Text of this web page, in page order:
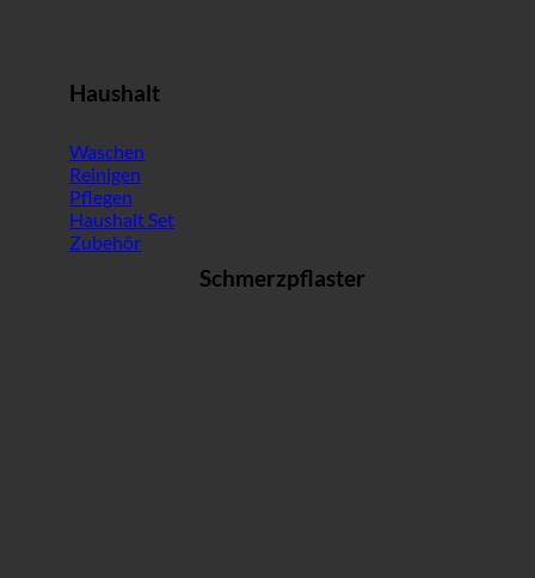
Haushalt
Waschen
Reinigen
Pflegen
Haushalt Set
Zubehör
Schmerzpflaster